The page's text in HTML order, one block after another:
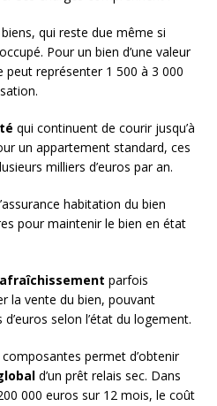
qui reste due même si
Pour un bien d’une valeur
représenter 1 500 à 3 000
qui continuent de courir jusqu’à
un appartement standard, ces
milliers d’euros par an.
habitation du bien
pour maintenir le bien en état
parfois
la vente du bien, pouvant
selon l’état du logement.
permet d’obtenir
d’un prêt relais sec. Dans
000 euros sur 12 mois, le coût